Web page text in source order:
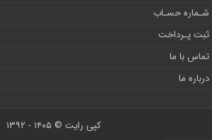
شـماره حسـاب
ثبت پـرداخت
تماس با ما
درباره ما
کپی رایت © ۱۴۰۵ - ۱۳۹۲